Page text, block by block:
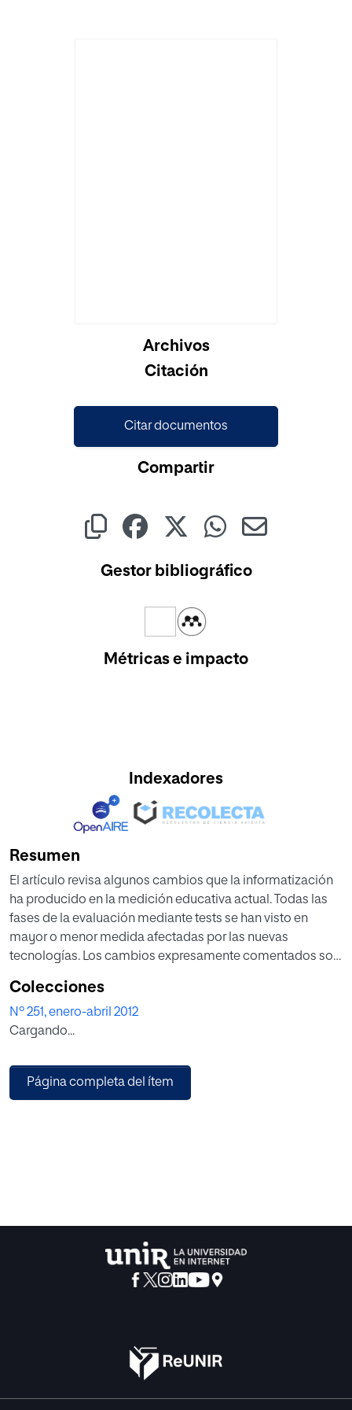
Cargando...Archivos
Citación
Citar documentos
Compartir
Gestor bibliográfico
Métricas e impacto
Indexadores
Resumen
El artículo revisa algunos cambios que la informatización
ha producido en la medición educativa actual. Todas las
fases de la evaluación mediante tests se han visto en
mayor o menor medida afectadas por las nuevas
tecnologías. Los cambios expresamente comentados son
ensamblaje automático, la generación automática de
ítems y varios tipos de tests adaptativos informatizados.
La informatización ha introducido cambios también en el
programas de ordenador para tareas como la calibración,
la determinación del sesgo de los ítems y tests, el estudio
consiguen mejorar la calidad métrica de la evaluación.
Colecciones
Nº 251, enero-abril 2012
Cargando...
Página completa del ítem